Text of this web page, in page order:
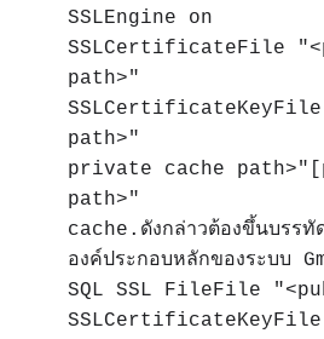
SSLEngine on
SSLCertificateFile
path>"
path>"
private cache
path>"
cache.ดังกล่าวต้องขึ้นบรร
องค์ประกอบหลักของระบบ
SQL SSL FileFile